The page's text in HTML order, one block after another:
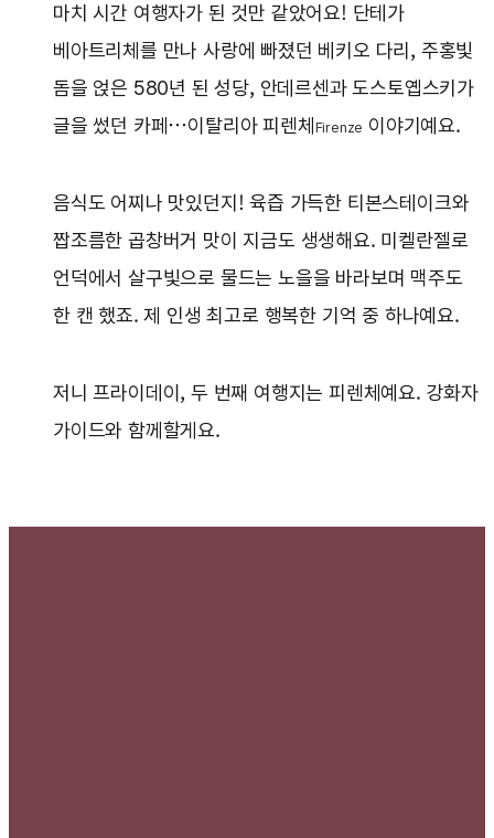
마치 시간 여행자가 된 것만 같았어요! 단테가
베아트리체를 만나 사랑에 빠졌던 베키오 다리, 주홍빛
돔을 얹은 580년 된 성당, 안데르센과 도스토옙스키가
글을 썼던 카페…이탈리아 피렌체 Firenze 이야기예요.
음식도 어찌나 맛있던지! 육즙 가득한 티본스테이크와
짭조름한 곱창버거 맛이 지금도 생생해요. 미켈란젤로
언덕에서 살구빛으로 물드는 노을을 바라보며 맥주도
한 캔 했죠. 제 인생 최고로 행복한 기억 중 하나예요.
저니 프라이데이, 두 번째 여행지는 피렌체예요. 강화자
가이드와 함께할게요.